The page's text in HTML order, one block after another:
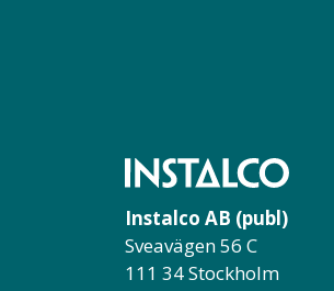
Instalco AB (publ)
Sveavägen 56 C
111 34 Stockholm